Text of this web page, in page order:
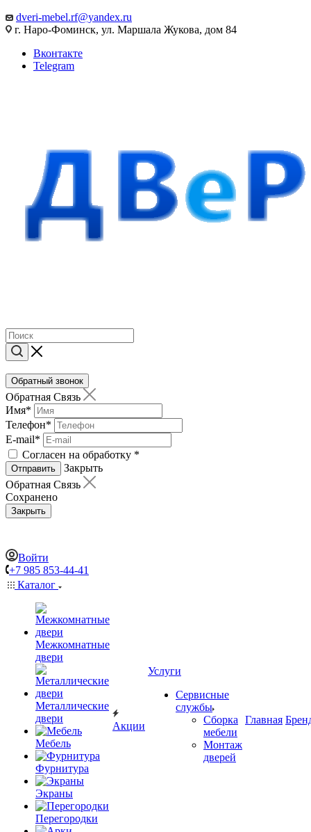
dveri-mebel.rf@yandex.ru
г. Наро-Фоминск, ул. Маршала Жукова, дом 84
Вконтакте
Telegram
Обратный звонок
Обратная Связь
Имя*
Телефон*
E-mail*
Согласен на обработку *
Отправить
Закрыть
Обратная Связь
Сохранено
Закрыть
Войти
+7 985 853-44-41
Каталог
Межкомнатные
двери
Металлические
двери
Мебель
Фурнитура
Экраны
Перегородки
Акции
Услуги
Сервисные
службы
Сборка
мебели
Монтаж
дверей
Главная